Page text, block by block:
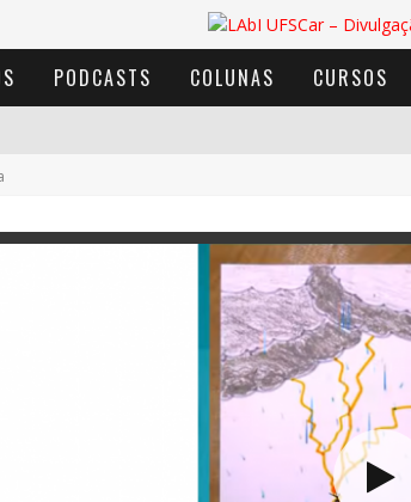
PODCASTS COLUNAS CURSOS
IMAGINADA AVENTURA COM OS MOINHOS DE VENTO